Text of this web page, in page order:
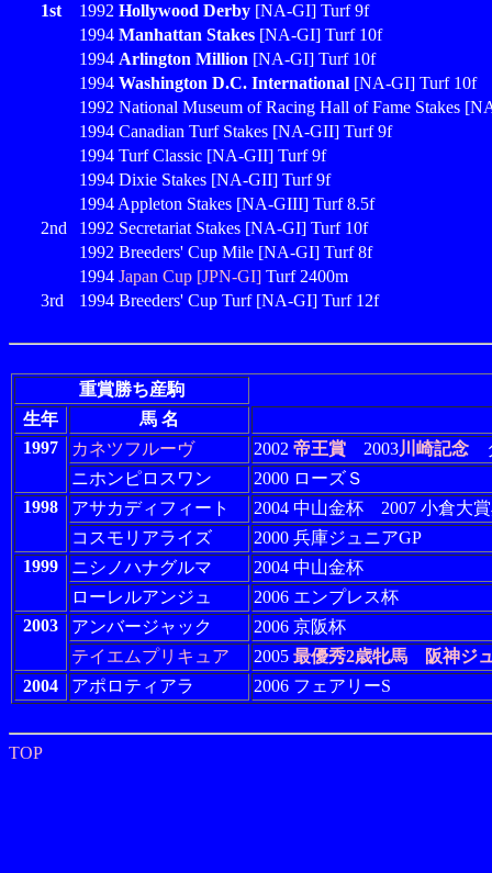
1st
1992 Hollywood Derby [NA-GI] Turf 9f
1994 Manhattan Stakes [NA-GI] Turf 10f
1994 Arlington Million [NA-GI] Turf 10f
1994 Washington D.C. International [NA-GI] Turf 10f
1992 National Museum of Racing Hall of Fame Stakes
1994 Canadian Turf Stakes [NA-GII] Turf 9f
1994 Turf Classic [NA-GII] Turf 9f
1994 Dixie Stakes [NA-GII] Turf 9f
1994 Appleton Stakes [NA-GIII] Turf 8.5f
2nd
1992 Secretariat Stakes [NA-GI] Turf 10f
1992 Breeders' Cup Mile [NA-GI] Turf 8f
1994 Japan Cup [JPN-GI] Turf 2400m
3rd
1994 Breeders' Cup Turf [NA-GI] Turf 12f
重賞勝ち産駒
生年
馬 名
1997
カネツフルーヴ 2002 帝王賞 2003川崎記念
ニホンピロスワン
2000 ローズＳ
1998
アサカディフィート
2004 中山金杯 2007 小倉大
コスモリアライズ
2000 兵庫ジュニアGP
1999
ニシノハナグルマ
2004 中山金杯
ローレルアンジュ
2006 エンプレス杯
2003
アンバージャック
2006 京阪杯
テイエムプリキュア
2005 最優秀2歳牝馬
阪神ジ
2004
アポロティアラ 2006 フェアリーS
TOP